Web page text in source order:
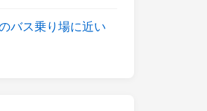
バス乗り場に近い